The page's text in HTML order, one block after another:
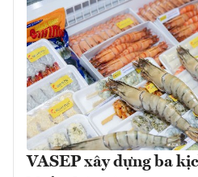
VASEP xây dựng ba